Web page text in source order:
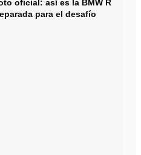
oficial: así es la BMW R
para el desafío